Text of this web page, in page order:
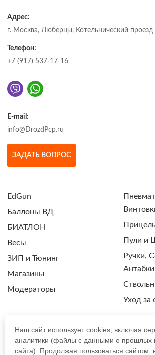
Адрес:
г. Москва, Люберцы, Котельнический проезд
Телефон:
+7 (917) 537-17-16
E-mail:
info@DrozdPcp.ru
ЗАДАТЬ ВОПРОС
EdGun
Баллоны ВД
БИАТЛОН
Весы
ЗИП и Тюнинг
Магазины
Модераторы
Пули и
Ручки,
Антабки
Уход за
ПОЛИТИКА
Наш сайт использует cookies, включая
аналитики (файлы с данными о прошлых
сайта). Продолжая пользоваться сайтом,